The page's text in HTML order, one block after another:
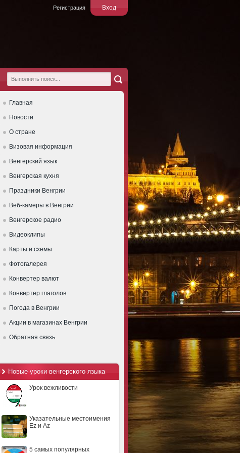
Вход
Регистрация
Главная
Новости
О стране
Визовая информация
Венгерский язык
Венгерская кухня
Праздники Венгрии
Веб-камеры в Венгрии
Венгерское радио
Видеоклипы
Карты и схемы
Фотогалерея
Конвертер валют
Конвертер глаголов
Погода в Венгрии
Акции в магазинах Венгрии
Обратная связь
Новые уроки венгерского языка
Урок вежливости
Указательные местоимения
Ez и Az
5 самых популярных